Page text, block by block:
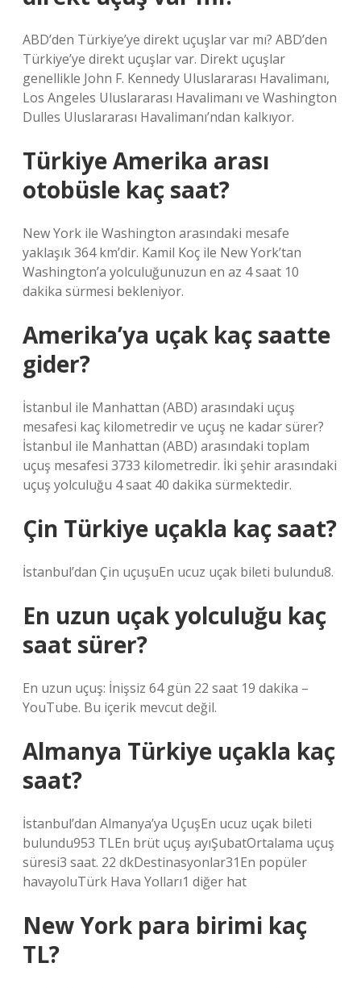
ABD’den Türkiye’ye direkt uçuşlar var mı? ABD’den
Türkiye’ye direkt uçuşlar var. Direkt uçuşlar
genellikle John F. Kennedy Uluslararası Havalimanı,
Los Angeles Uluslararası Havalimanı ve Washington
Dulles Uluslararası Havalimanı’ndan kalkıyor.
Türkiye Amerika arası
otobüsle kaç saat?
New York ile Washington arasındaki mesafe
yaklaşık 364 km’dir. Kamil Koç ile New York’tan
Washington’a yolculuğunuzun en az 4 saat 10
dakika sürmesi bekleniyor.
Amerika’ya uçak kaç saatte
gider?
İstanbul ile Manhattan (ABD) arasındaki uçuş
mesafesi kaç kilometredir ve uçuş ne kadar sürer?
İstanbul ile Manhattan (ABD) arasındaki toplam
uçuş mesafesi 3733 kilometredir. İki şehir arasındaki
uçuş yolculuğu 4 saat 40 dakika sürmektedir.
Çin Türkiye uçakla kaç saat?
İstanbul’dan Çin uçuşuEn ucuz uçak bileti bulundu8.
En uzun uçak yolculuğu kaç
saat sürer?
En uzun uçuş: İnişsiz 64 gün 22 saat 19 dakika –
YouTube. Bu içerik mevcut değil.
Almanya Türkiye uçakla kaç
saat?
İstanbul’dan Almanya’ya UçuşEn ucuz uçak bileti
bulundu953 TLEn brüt uçuş ayıŞubatOrtalama uçuş
süresi3 saat. 22 dkDestinasyonlar31En popüler
havayoluTürk Hava Yolları1 diğer hat
New York para birimi kaç
TL?